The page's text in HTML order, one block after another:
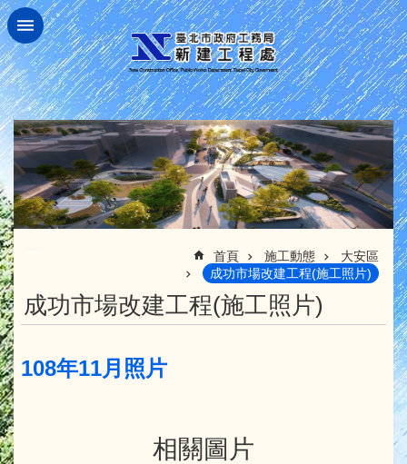
跳到主要內容區塊
首頁 施工動態
大安區
成功市場改建工程(施工照片)
成功市場改建工程(施工照片)
108年11月照片
相關圖片